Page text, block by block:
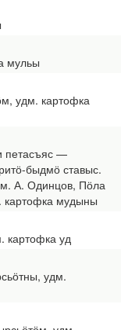
мульы
удм. картофка
петасъяс —
быдмӧ ставыс.
А. Одинцов, Пӧла
картофка мудыны
картофка уд
удм.